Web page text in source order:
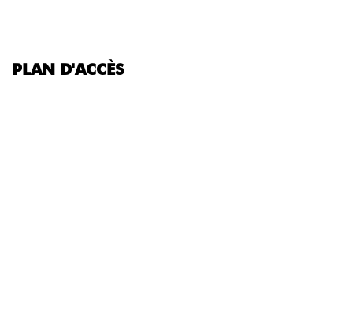
PLAN D'ACCÈS